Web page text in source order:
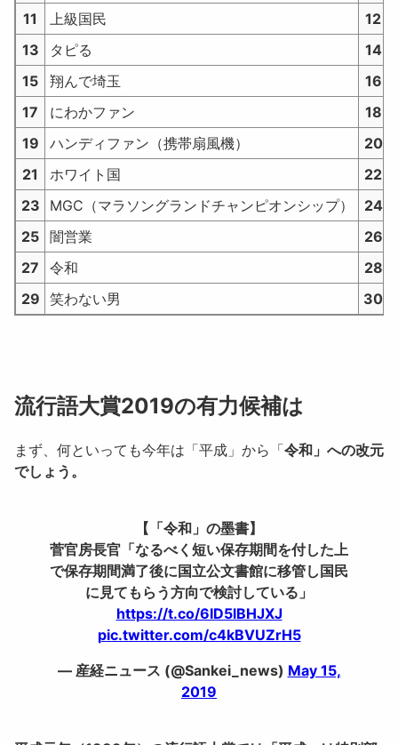
11
上級国民 12
13
タピる 14
15
翔んで埼玉 16
17
にわかファン 18
19
ハンディファン（携帯扇風機） 20
21
ホワイト国 22
23
MGC（マラソングランドチャンピオンシップ） 24
25 闇営業 26
27
令和 28
29 笑わない男 30
流行語大賞2019の有力候補は
まず、何といっても今年は「平成」から「令和」への改元
でしょう。
【「令和」の墨書】
菅官房長官「なるべく短い保存期間を付した上
で保存期間満了後に国立公文書館に移管し国民
に見てもらう方向で検討している」
https://t.co/6ID5lBHJXJ
pic.twitter.com/c4kBVUZrH5
— 産経ニュース (@Sankei_news) May 15,
2019